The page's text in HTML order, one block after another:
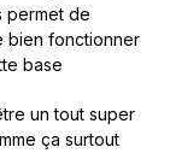
permet de
bien fonctionner
base
un tout super
ça surtout